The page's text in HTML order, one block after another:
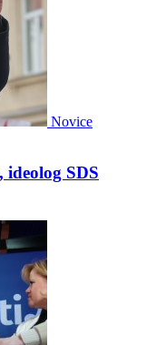
Novice
ideolog SDS